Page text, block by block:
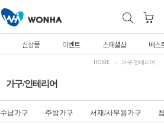
신상품 이벤트 스페셜샵 베스
HOME 가구/인테리어
가구/인테리어
수납가구 주방가구 서재/사무용가구